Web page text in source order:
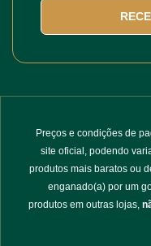
Preços e condições de
site oficial, podendo
produtos mais baratos ou
enganado(a) por um
produtos em outras lojas,